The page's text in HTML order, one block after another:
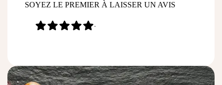
SOYEZ LE PREMIER À LAISSER UN AVIS
-